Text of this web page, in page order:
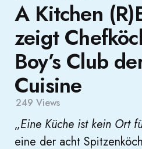
A Kitchen
zeigt
Boy’s Club
Cuisine
249 Views
„Eine Küche ist kein Ort
eine der acht